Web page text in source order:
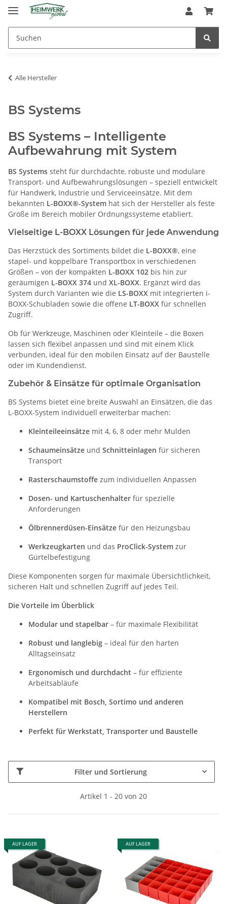
Alle Hersteller
BS Systems
BS Systems – Intelligente
Aufbewahrung mit System
BS Systems steht für durchdachte, robuste und modulare
Transport- und Aufbewahrungslösungen – speziell entwickelt
für Handwerk, Industrie und Serviceeinsätze. Mit dem
bekannten L-BOXX®-System hat sich der Hersteller als feste
Größe im Bereich mobiler Ordnungssysteme etabliert.
Vielseitige L-BOXX Lösungen für jede Anwendung
Das Herzstück des Sortiments bildet die L-BOXX®, eine
stapel- und koppelbare Transportbox in verschiedenen
Größen – von der kompakten L-BOXX 102 bis hin zur
geräumigen L-BOXX 374 und XL-BOXX. Ergänzt wird das
System durch Varianten wie die LS-BOXX mit integrierten i-
BOXX-Schubladen sowie die offene LT-BOXX für schnellen
Zugriff.
Ob für Werkzeuge, Maschinen oder Kleinteile – die Boxen
lassen sich flexibel anpassen und sind mit einem Klick
verbunden, ideal für den mobilen Einsatz auf der Baustelle
oder im Kundendienst.
Zubehör & Einsätze für optimale Organisation
BS Systems bietet eine breite Auswahl an Einsätzen, die das
L-BOXX-System individuell erweiterbar machen:
Kleinteileeinsätze mit 4, 6, 8 oder mehr Mulden
Schaumeinsätze und Schnitteinlagen für sicheren
Transport
Rasterschaumstoffe zum individuellen Anpassen
Dosen- und Kartuschenhalter für spezielle
Anforderungen
Ölbrennerdüsen-Einsätze für den Heizungsbau
Werkzeugkarten und das ProClick-System zur
Gürtelbefestigung
Diese Komponenten sorgen für maximale Übersichtlichkeit,
sicheren Halt und schnellen Zugriff auf jedes Teil.
Die Vorteile im Überblick
Modular und stapelbar – für maximale Flexibilität
Robust und langlebig – ideal für den harten
Alltagseinsatz
Ergonomisch und durchdacht – für effiziente
Arbeitsabläufe
Kompatibel mit Bosch, Sortimo und anderen
Herstellern
Perfekt für Werkstatt, Transporter und Baustelle
Filter und Sortierung
Artikel 1 - 20 von 20
AUF LAGER AUF LAGER